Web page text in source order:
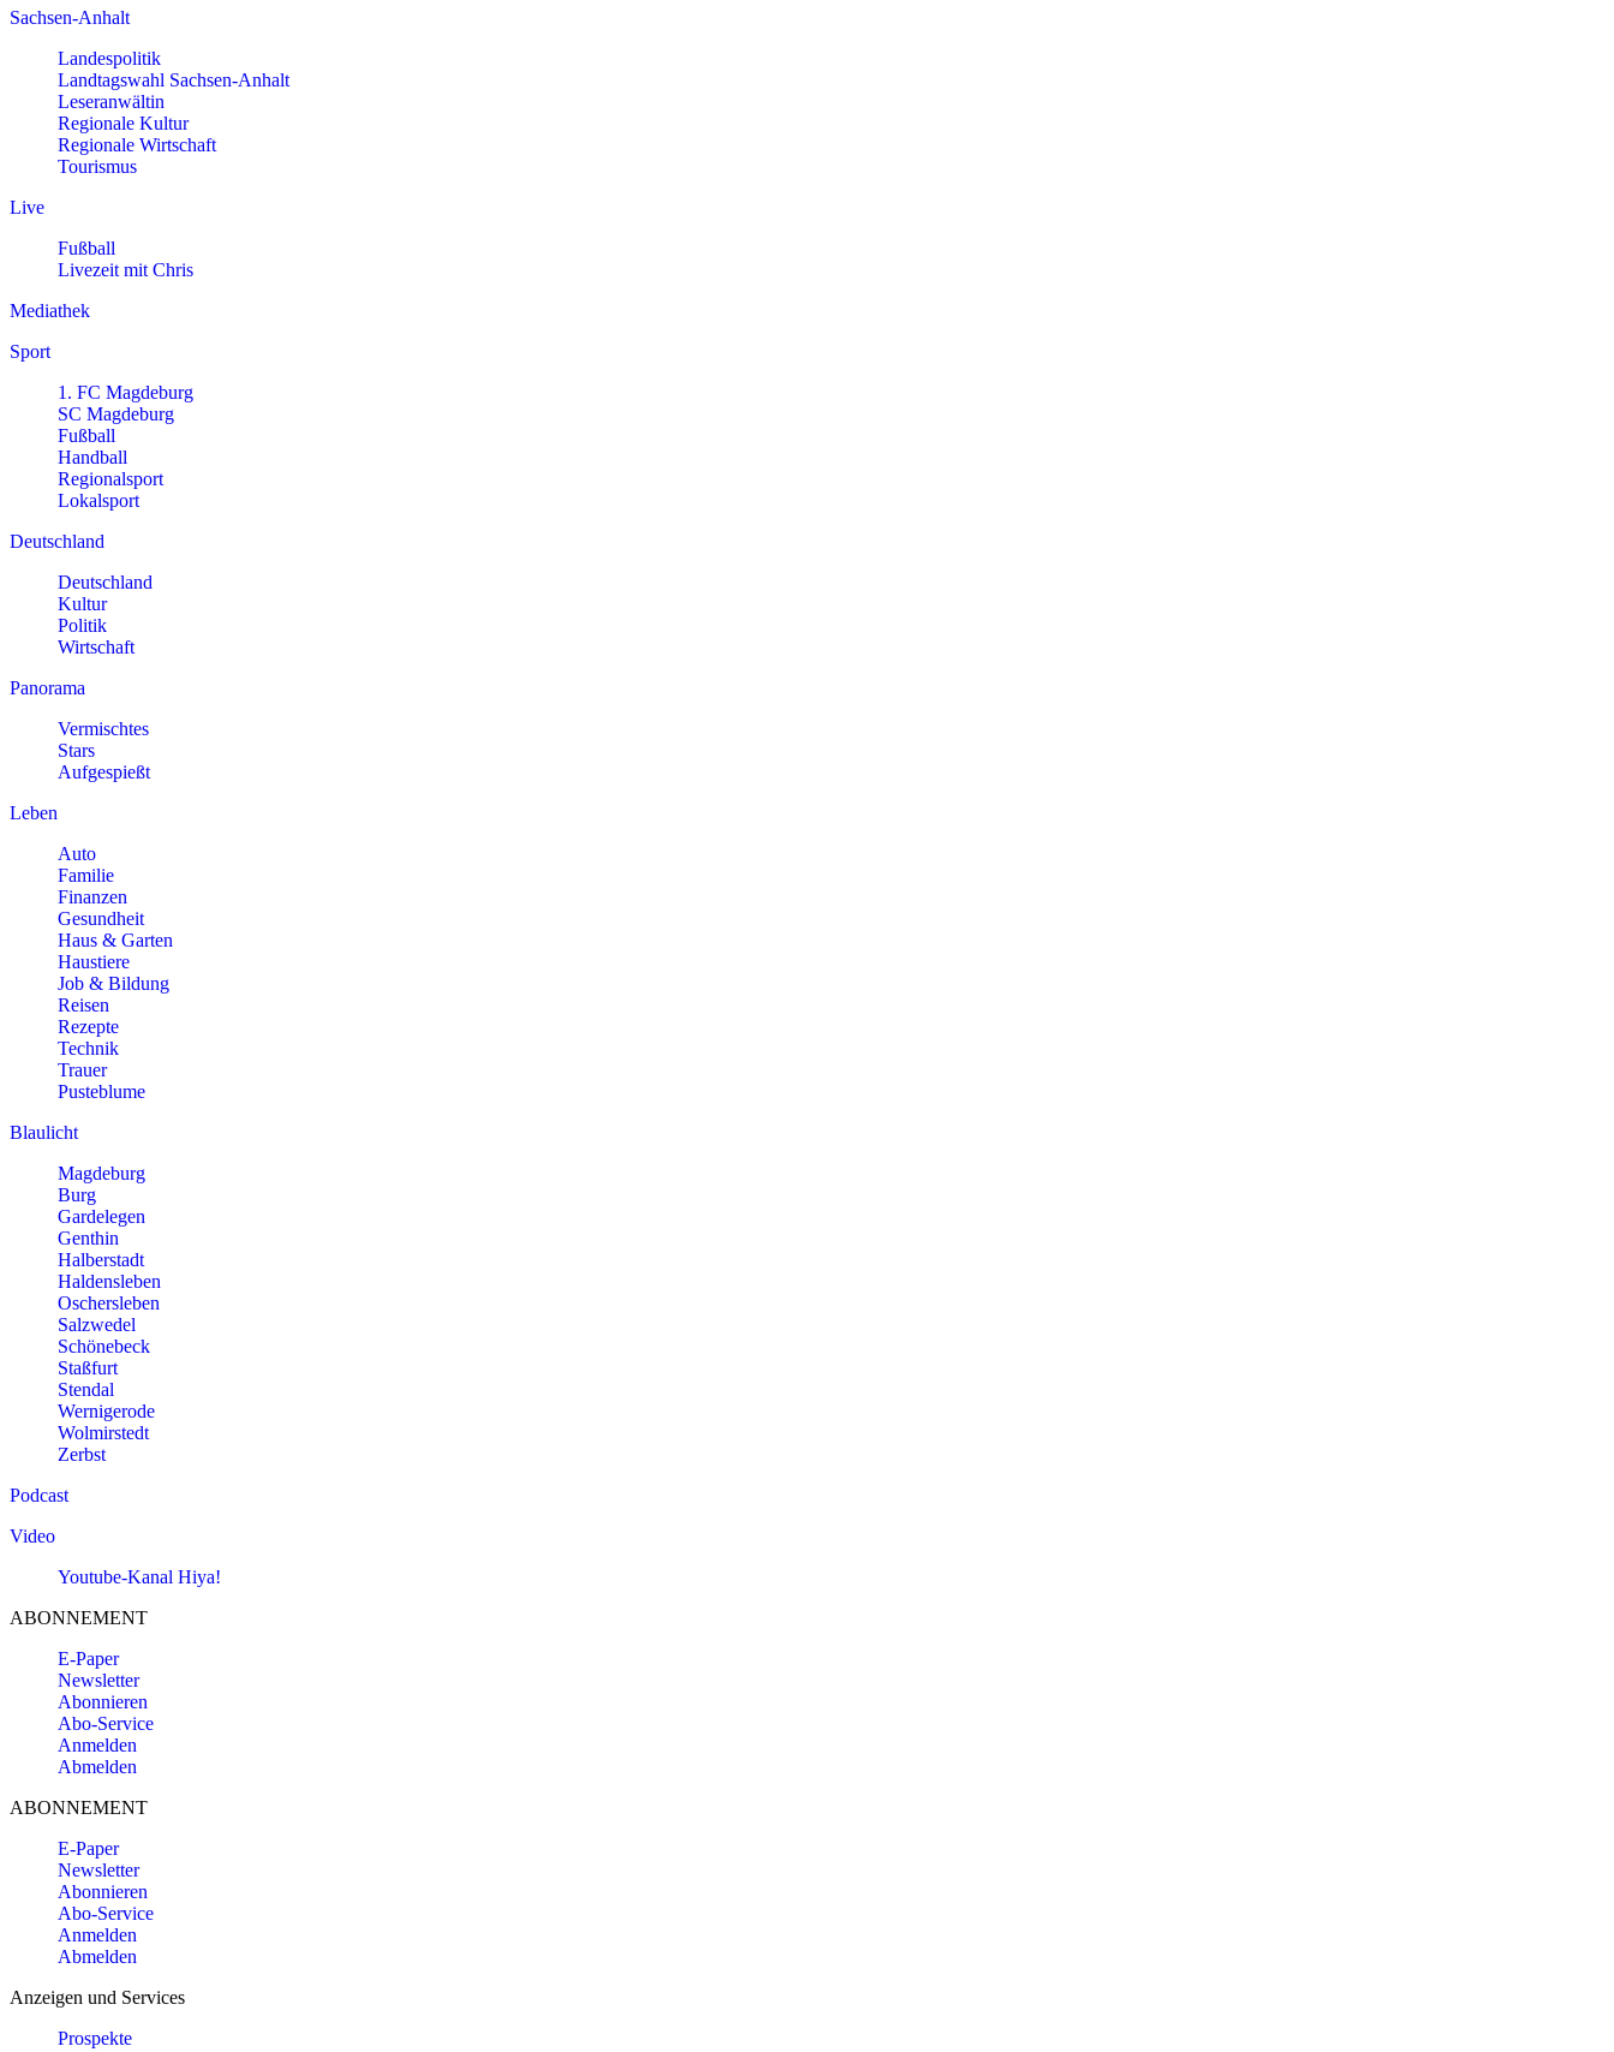
Sachsen-Anhalt
Landespolitik
Landtagswahl Sachsen-Anhalt
Leseranwältin
Regionale Kultur
Regionale Wirtschaft
Tourismus
Live
Fußball
Livezeit mit Chris
Mediathek
Sport
1. FC Magdeburg
SC Magdeburg
Fußball
Handball
Regionalsport
Lokalsport
Deutschland
Deutschland
Kultur
Politik
Wirtschaft
Panorama
Vermischtes
Stars
Aufgespießt
Leben
Auto
Familie
Finanzen
Gesundheit
Haus & Garten
Haustiere
Job & Bildung
Reisen
Rezepte
Technik
Trauer
Pusteblume
Blaulicht
Magdeburg
Burg
Gardelegen
Genthin
Halberstadt
Haldensleben
Oschersleben
Salzwedel
Schönebeck
Staßfurt
Stendal
Wernigerode
Wolmirstedt
Zerbst
Podcast
Video
Youtube-Kanal Hiya!
ABONNEMENT
E-Paper
Newsletter
Abonnieren
Abo-Service
Anmelden
Abmelden
ABONNEMENT
E-Paper
Newsletter
Abonnieren
Abo-Service
Anmelden
Abmelden
Anzeigen und Services
Prospekte